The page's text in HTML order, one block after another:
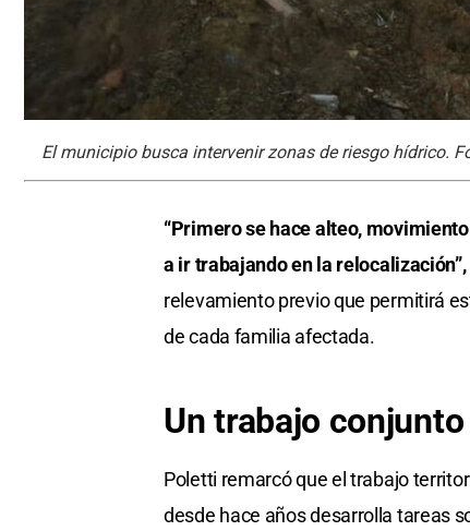
El municipio busca intervenir zonas de riesgo hídrico.
“Primero se hace alteo,
a ir trabajando en la relocalización”,
relevamiento previo que permitirá
de cada familia afectada.
Un trabajo
Poletti remarcó que el trabajo
desde hace años desarrolla tareas